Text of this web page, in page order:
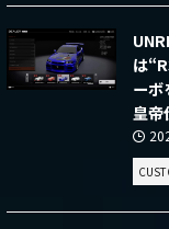
は
ー
皇帝